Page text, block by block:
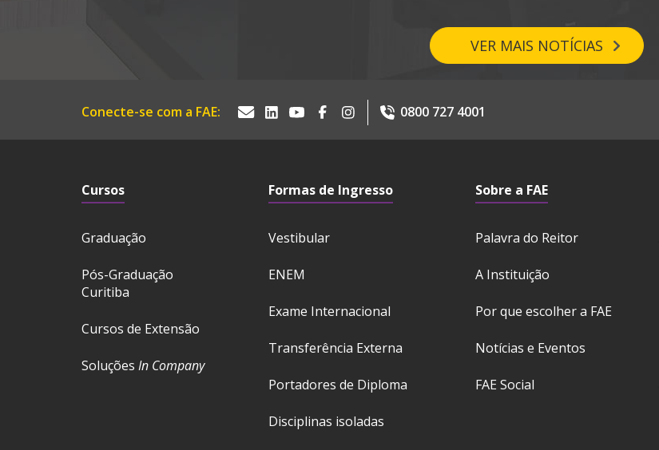
VER MAIS NOTÍCIAS
Conecte-se com a FAE: 0800 727 4001
Cursos
Graduação
Pós-Graduação
Curitiba
Cursos de Extensão
Soluções In Company
Formas de Ingresso
Vestibular
ENEM
Exame Internacional
Transferência Externa
Portadores de Diploma
Disciplinas isoladas
Sobre a FAE
Palavra do Reitor
A Instituição
Por que escolher a FAE
Notícias e Eventos
FAE Social